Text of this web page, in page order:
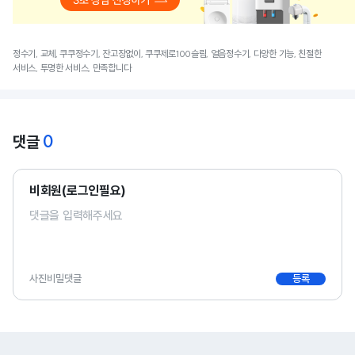
정수기, 교체, 쿠쿠정수기, 잔고장없이, 쿠쿠제로100슬림, 얼음정수기, 다양한 기능, 친절한
서비스, 투명한 서비스, 만족합니다
댓글 0
비회원(로그인필요)
사진비밀댓글 등록